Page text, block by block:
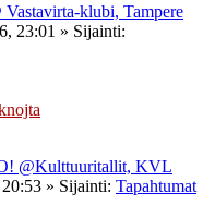
klubi, Tampere
23:01 » Sijainti:
@Kulttuuritallit, KVL
» Sijainti: Tapahtumat